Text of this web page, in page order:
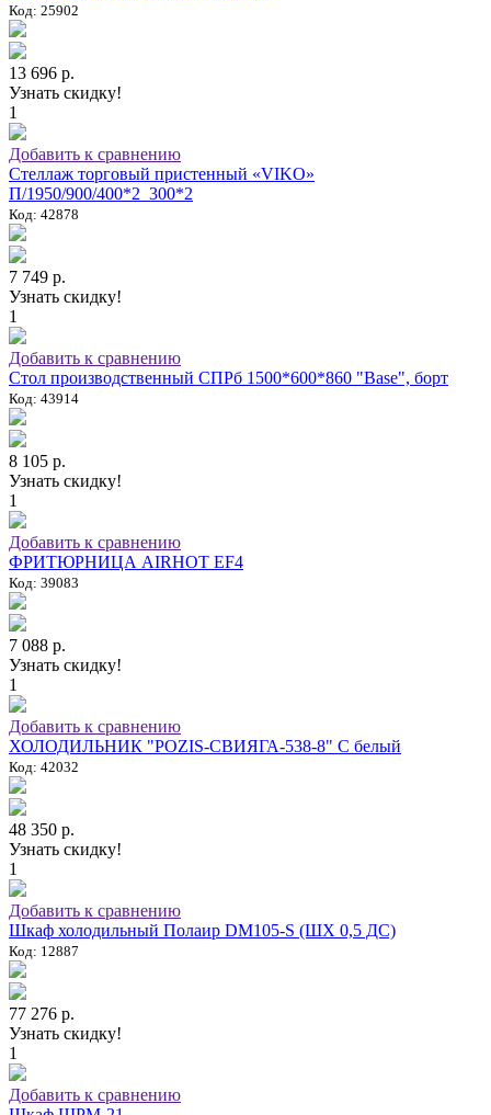
Код: 25902
13 696 р.
Узнать скидку!
1
Добавить к сравнению
Стеллаж торговый пристенный «VIKO»
П/1950/900/400*2_300*2
Код: 42878
7 749 р.
Узнать скидку!
1
Добавить к сравнению
Стол производственный СПРб 1500*600*860 "Base", борт
Код: 43914
8 105 р.
Узнать скидку!
1
Добавить к сравнению
ФРИТЮРНИЦА AIRHOT EF4
Код: 39083
7 088 р.
Узнать скидку!
1
Добавить к сравнению
ХОЛОДИЛЬНИК "POZIS-СВИЯГА-538-8" C белый
Код: 42032
48 350 р.
Узнать скидку!
1
Добавить к сравнению
Шкаф холодильный Полаир DM105-S (ШХ 0,5 ДС)
Код: 12887
77 276 р.
Узнать скидку!
1
Добавить к сравнению